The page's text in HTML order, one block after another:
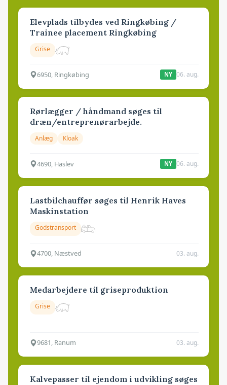
Elevplads tilbydes ved Ringkøbing /
Trainee placement Ringkøbing
Grise
6950, Ringkøbing NY 06. aug.
Rørlægger / håndmand søges til
dræn/entreprenørarbejde.
Anlæg Kloak
4690, Haslev NY 06. aug.
Lastbilchauffør søges til Henrik Haves
Maskinstation
Godstransport
4700, Næstved 03. aug.
Medarbejdere til griseproduktion
Grise
9681, Ranum 03. aug.
Kalvepasser til ejendom i udvikling søges